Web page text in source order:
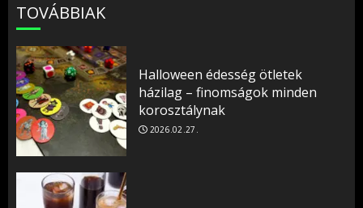
TOVÁBBIAK
Halloween édesség ötletek
házilag – finomságok minden
korosztálynak
2026.02.27.